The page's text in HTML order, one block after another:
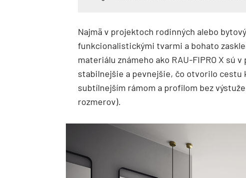
Najmä v projektoch rodinných alebo
funkcionalistickými tvarmi a bohato
materiálu známeho ako RAU-FIPRO X sú
stabilnejšie a pevnejšie, čo otvorilo
subtílnejším rámom a profilom bez
rozmerov).